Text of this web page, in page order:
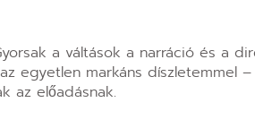
a váltások a narráció és a
egyetlen markáns díszletemmel
az előadásnak.